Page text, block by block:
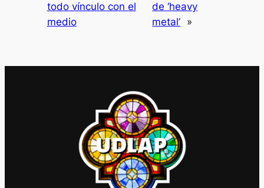
todo vínculo con el
medio
de ‘heavy
metal’ »